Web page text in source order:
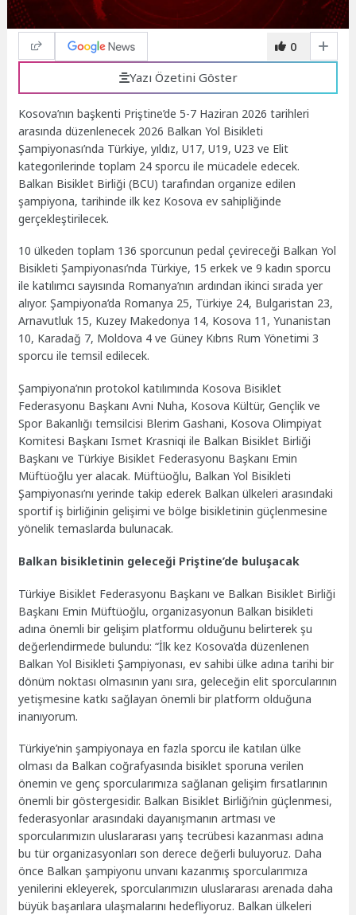
0
Yazı Özetini Göster
Kosova’nın başkenti Priştine’de 5-7 Haziran 2026 tarihleri
arasında düzenlenecek 2026 Balkan Yol Bisikleti
Şampiyonası’nda Türkiye, yıldız, U17, U19, U23 ve Elit
kategorilerinde toplam 24 sporcu ile mücadele edecek.
Balkan Bisiklet Birliği (BCU) tarafından organize edilen
şampiyona, tarihinde ilk kez Kosova ev sahipliğinde
gerçekleştirilecek.
10 ülkeden toplam 136 sporcunun pedal çevireceği Balkan Yol
Bisikleti Şampiyonası’nda Türkiye, 15 erkek ve 9 kadın sporcu
ile katılımcı sayısında Romanya’nın ardından ikinci sırada yer
alıyor. Şampiyona’da Romanya 25, Türkiye 24, Bulgaristan 23,
Arnavutluk 15, Kuzey Makedonya 14, Kosova 11, Yunanistan
10, Karadağ 7, Moldova 4 ve Güney Kıbrıs Rum Yönetimi 3
sporcu ile temsil edilecek.
Şampiyona’nın protokol katılımında Kosova Bisiklet
Federasyonu Başkanı Avni Nuha, Kosova Kültür, Gençlik ve
Spor Bakanlığı temsilcisi Blerim Gashani, Kosova Olimpiyat
Komitesi Başkanı Ismet Krasniqi ile Balkan Bisiklet Birliği
Başkanı ve Türkiye Bisiklet Federasyonu Başkanı Emin
Müftüoğlu yer alacak. Müftüoğlu, Balkan Yol Bisikleti
Şampiyonası’nı yerinde takip ederek Balkan ülkeleri arasındaki
sportif iş birliğinin gelişimi ve bölge bisikletinin güçlenmesine
yönelik temaslarda bulunacak.
Balkan bisikletinin geleceği Priştine’de buluşacak
Türkiye Bisiklet Federasyonu Başkanı ve Balkan Bisiklet Birliği
Başkanı Emin Müftüoğlu, organizasyonun Balkan bisikleti
adına önemli bir gelişim platformu olduğunu belirterek şu
değerlendirmede bulundu: “İlk kez Kosova’da düzenlenen
Balkan Yol Bisikleti Şampiyonası, ev sahibi ülke adına tarihi bir
dönüm noktası olmasının yanı sıra, geleceğin elit sporcularının
yetişmesine katkı sağlayan önemli bir platform olduğuna
inanıyorum.
Türkiye’nin şampiyonaya en fazla sporcu ile katılan ülke
olması da Balkan coğrafyasında bisiklet sporuna verilen
önemin ve genç sporcularımıza sağlanan gelişim fırsatlarının
önemli bir göstergesidir. Balkan Bisiklet Birliği’nin güçlenmesi,
federasyonlar arasındaki dayanışmanın artması ve
sporcularımızın uluslararası yarış tecrübesi kazanması adına
bu tür organizasyonları son derece değerli buluyoruz. Daha
önce Balkan şampiyonu unvanı kazanmış sporcularımıza
yenilerini ekleyerek, sporcularımızın uluslararası arenada daha
büyük başarılara ulaşmalarını hedefliyoruz. Balkan ülkeleri